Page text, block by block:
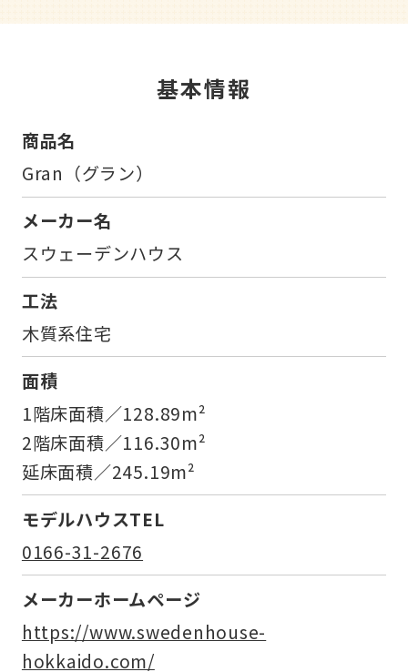
基本情報
商品名
Gran（グラン）
メーカー名
スウェーデンハウス
工法
木質系住宅
面積
1階床面積／128.89m²
2階床面積／116.30m²
延床面積／245.19m²
モデルハウスTEL
0166-31-2676
メーカーホームページ
https://www.swedenhouse-
hokkaido.com/